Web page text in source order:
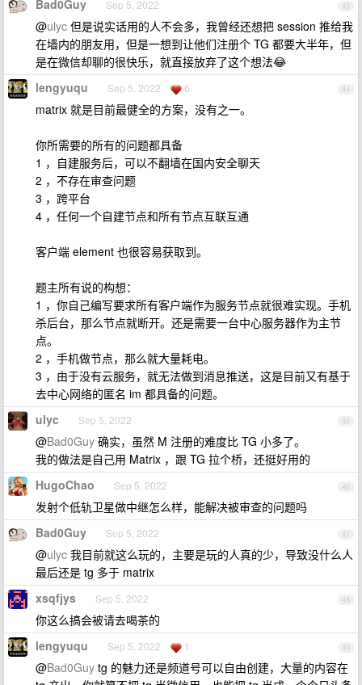
43
Bad0Guy Sep 5, 2022
@ulyc 但是说实话用的人不会多，我曾经还想把 session 推给我
在墙内的朋友用，但是一想到让他们注册个 TG 都要大半年，但
是在微信却聊的很快乐，就直接放弃了这个想法😂
44
lengyuqu Sep 5, 2022 6
matrix 就是目前最健全的方案，没有之一。
你所需要的所有的问题都具备
1 ，自建服务后，可以不翻墙在国内安全聊天
2 ，不存在审查问题
3 ，跨平台
4 ，任何一个自建节点和所有节点互联互通
客户端 element 也很容易获取到。
题主所有说的构想：
1 ，你自己编写要求所有客户端作为服务节点就很难实现。手机
杀后台，那么节点就断开。还是需要一台中心服务器作为主节
点。
2 ，手机做节点，那么就大量耗电。
3 ，由于没有云服务，就无法做到消息推送，这是目前又有基于
去中心网络的匿名 im 都具备的问题。
45
ulyc Sep 5, 2022
@Bad0Guy 确实，虽然 M 注册的难度比 TG 小多了。
我的做法是自己用 Matrix ，跟 TG 拉个桥，还挺好用的
46
HugoChao Sep 5, 2022
发射个低轨卫星做中继怎么样，能解决被审查的问题吗
47
Bad0Guy Sep 5, 2022
@ulyc 我目前就这么玩的，主要是玩的人真的少，导致没什么人
最后还是 tg 多于 matrix
48
xsqfjys Sep 5, 2022
你这么搞会被请去喝茶的
49
lengyuqu Sep 5, 2022 1
@Bad0Guy tg 的魅力还是频道号可以自由创建，大量的内容在